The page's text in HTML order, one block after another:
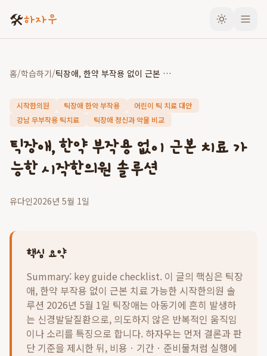
🛠️하자우
홈/학습하기/ 틱장애, 한약 부작용 없이 근본 치료 가능한 시작한의원 솔루션
시작한의원 틱장애 한약 부작용
어린이 틱 치료 대안
강남 무부작용 틱치료
틱장애 정신과 약물 비교
틱장애, 한약 부작용 없이 근본 치료 가
능한 시작한의원 솔루션
유다인2026년 5월 1일
핵심 요약
Summary: key guide checklist. 이 글의 핵심은 틱장
애, 한약 부작용 없이 근본 치료 가능한 시작한의원 솔
루션 2026년 5월 1일 틱장애는 아동기에 흔히 발생하
는 신경발달질환으로, 의도하지 않은 반복적인 움직임
이나 소리를 특징으로 합니다. 하자우는 먼저 결론과 판
단 기준을 제시한 뒤, 비용ㆍ기간ㆍ준비물처럼 실행에